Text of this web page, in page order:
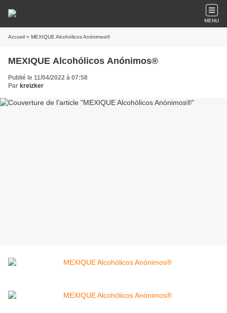
MENU
Accueil » MEXIQUE Alcohólicos Anónimos®
MEXIQUE Alcohólicos Anónimos®
Publié le 11/04/2022 à 07:58
Par kreizker